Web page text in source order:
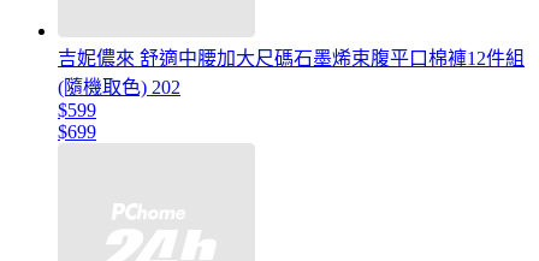
吉妮儂來 舒適中腰加大尺碼石墨烯束腹平口棉褲12件組
(隨機取色) 202
$599
$699